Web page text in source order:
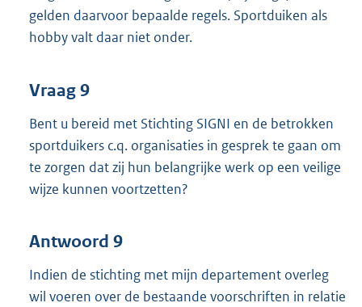
gelden daarvoor bepaalde regels. Sportduiken als
hobby valt daar niet onder.
Vraag 9
Bent u bereid met Stichting SIGNI en de betrokken
sportduikers c.q. organisaties in gesprek te gaan om
te zorgen dat zij hun belangrijke werk op een veilige
wijze kunnen voortzetten?
Antwoord 9
Indien de stichting met mijn departement overleg
wil voeren over de bestaande voorschriften in relatie